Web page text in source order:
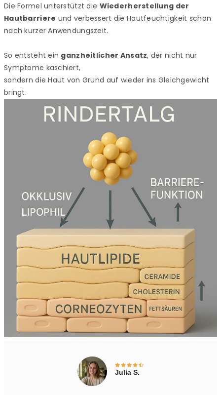
Die Formel unterstützt die Wiederherstellung der
Hautbarriere und verbessert die Hautfeuchtigkeit schon
nach kurzer Anwendungszeit.
So entsteht ein ganzheitlicher Ansatz, der nicht nur
Symptome kaschiert,
sondern die Haut von Grund auf wieder ins Gleichgewicht
bringt.
Julia S.